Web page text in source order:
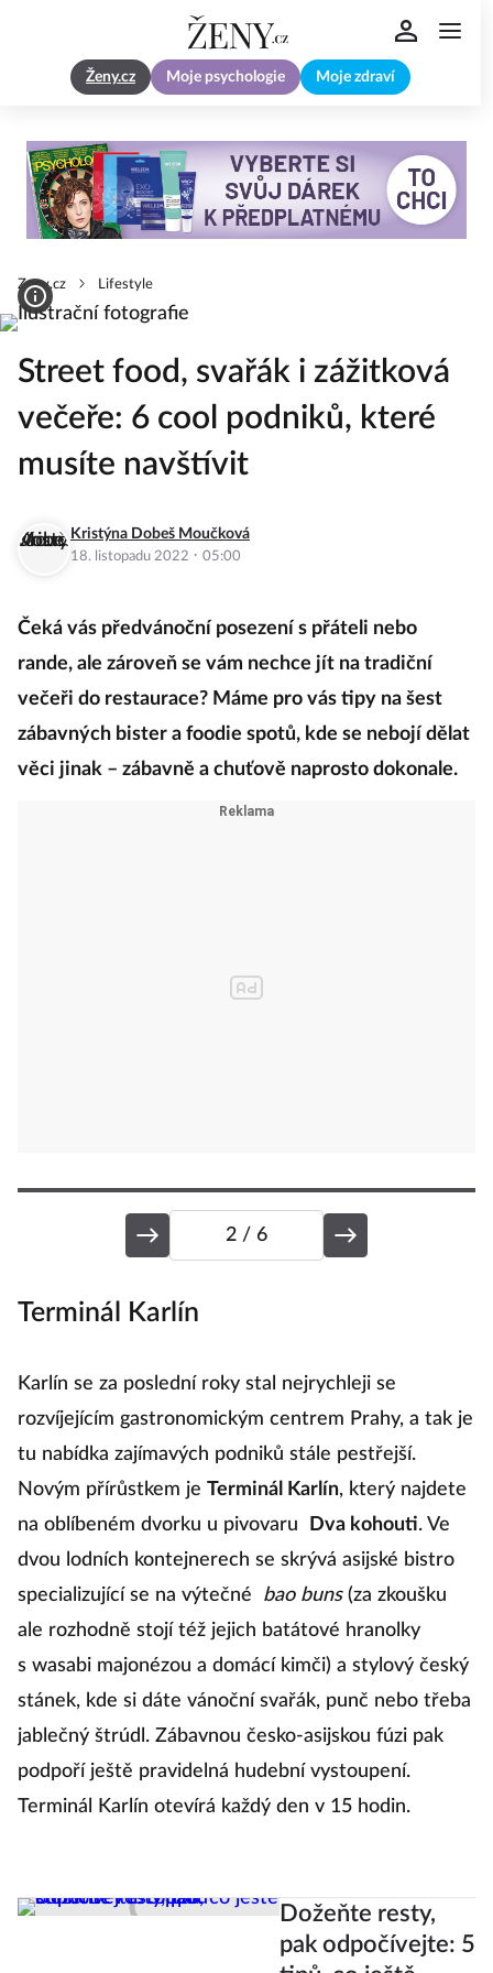
Ženy.cz Moje psychologie Moje zdraví
Zeny.cz Lifestyle
Street food, svařák i zážitková
večeře: 6 cool podniků, které
musíte navštívit
Kristýna Dobeš Moučková
18. listopadu 2022 · 05:00
Čeká vás předvánoční posezení s přáteli nebo
rande, ale zároveň se vám nechce jít na tradiční
večeři do restaurace? Máme pro vás tipy na šest
zábavných bister a foodie spotů, kde se nebojí dělat
věci jinak – zábavně a chuťově naprosto dokonale.
2 / 6
Terminál Karlín
Karlín se za poslední roky stal nejrychleji se
rozvíjejícím gastronomickým centrem Prahy, a tak je
tu nabídka zajímavých podniků stále pestřejší.
Novým přírůstkem je Terminál Karlín, který najdete
na oblíbeném dvorku u pivovaru
Dva kohouti. Ve
dvou lodních kontejnerech se skrývá asijské bistro
specializující se na výtečné
bao buns(za zkoušku
ale rozhodně stojí též jejich batátové hranolky
s wasabi majonézou a domácí kimči) a stylový český
stánek, kde si dáte vánoční svařák, punč nebo třeba
jablečný štrúdl. Zábavnou česko-asijskou fúzi pak
podpoří ještě pravidelná hudební vystoupení.
Terminál Karlín otevírá každý den v 15 hodin.
Dožeňte resty,
pak odpočívejte: 5